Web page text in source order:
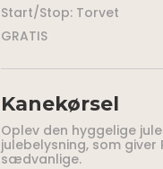
Start/Stop: Torvet
GRATIS
Kanekørsel
Oplev den hyggelige
julebelysning, som
sædvanlige.